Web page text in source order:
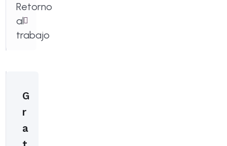
Retorno
al
trabajo
G
r
a